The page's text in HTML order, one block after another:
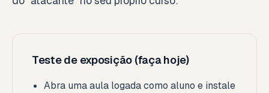
Teste de exposição (faça hoje)
Abra uma aula logada como aluno e instale